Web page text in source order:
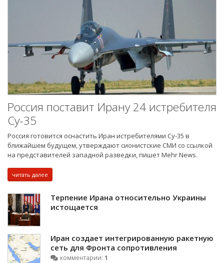
Россия поставит Ирану 24 истребителя
Су-35
Россия готовится оснастить Иран истребителями Су-35 в
ближайшем будущем, утверждают сионистские СМИ со ссылкой
на представителей западной разведки, пишет Mehr News.
читать далее
Терпение Ирана относительно Украины
истощается
Иран создает интегрированную ракетную
сеть для Фронта сопротивления
комментарии: 1